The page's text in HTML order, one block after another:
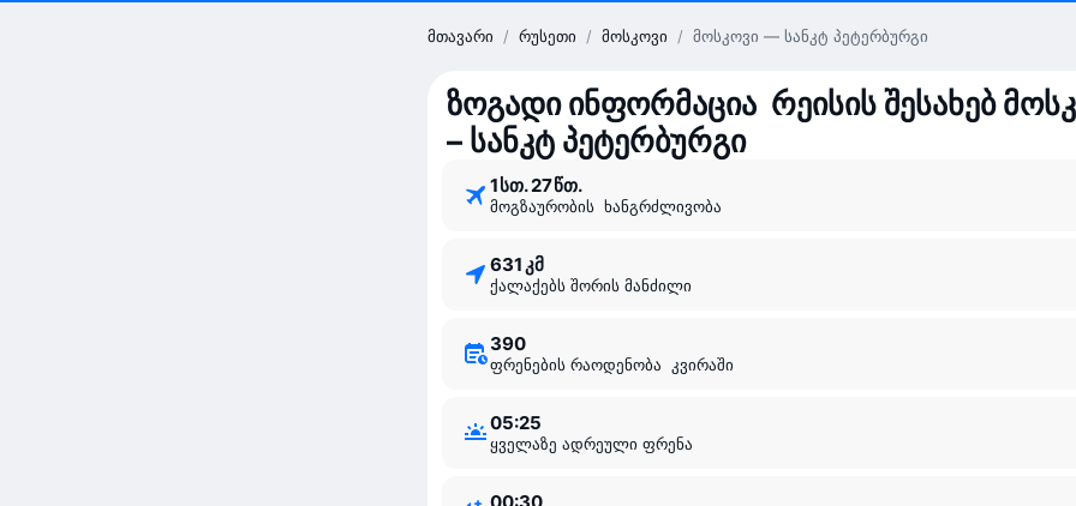
მთავარი / რუსეთი / მოსკოვი / მოსკოვი — სანკტ პეტერბურგი
ზოგადი ინფორმაცია რეისის შესახებ
– სანკტ პეტერბურგი
1 ⁠სთ. 27 ⁠წთ.
მოგზაურობის ხანგრძლივობა
631 კმ
ქალაქებს შორის მანძილი
390
ფრენების რაოდენობა კვირაში
05:25
ყველაზე ადრეული ფრენა